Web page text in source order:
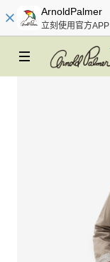
ArnoldPalmer
立刻使用官方APP